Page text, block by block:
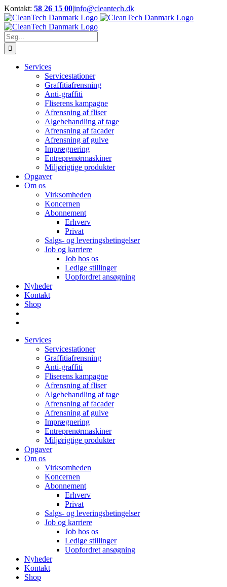
Skip
to
content
Kontakt: 58 26 15 00|info@cleantech.dk
Facebook
LinkedIn
YouTube
Søg
efter:
Services
Servicestationer
Graffitiafrensning
Anti-graffiti
Fliserens kampagne
Afrensning af fliser
Algebehandling af tage
Afrensning af facader
Afrensning af gulve
Imprægnering
Entreprenørmaskiner
Miljørigtige produkter
Opgaver
Om os
Virksomheden
Koncernen
Abonnement
Erhverv
Privat
Salgs- og leveringsbetingelser
Job og karriere
Job hos os
Ledige stillinger
Uopfordret ansøgning
Nyheder
Kontakt
Shop
Services
Servicestationer
Graffitiafrensning
Anti-graffiti
Fliserens kampagne
Afrensning af fliser
Algebehandling af tage
Afrensning af facader
Afrensning af gulve
Imprægnering
Entreprenørmaskiner
Miljørigtige produkter
Opgaver
Om os
Virksomheden
Koncernen
Abonnement
Erhverv
Privat
Salgs- og leveringsbetingelser
Job og karriere
Job hos os
Ledige stillinger
Uopfordret ansøgning
Nyheder
Kontakt
Shop